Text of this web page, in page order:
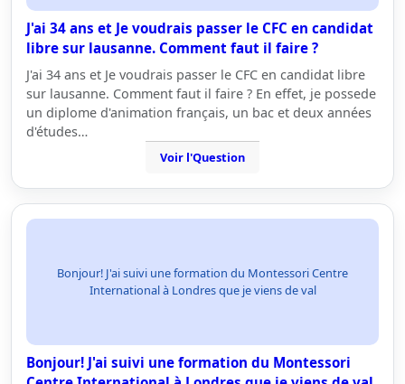
J'ai 34 ans et Je voudrais passer le CFC en candidat
libre sur lausanne. Comment faut il faire ?
J'ai 34 ans et Je voudrais passer le CFC en candidat libre
sur lausanne. Comment faut il faire ? En effet, je possede
un diplome d'animation français, un bac et deux années
d'études…
Voir l'Question
Bonjour! J'ai suivi une formation du Montessori Centre
International à Londres que je viens de val
Bonjour! J'ai suivi une formation du Montessori